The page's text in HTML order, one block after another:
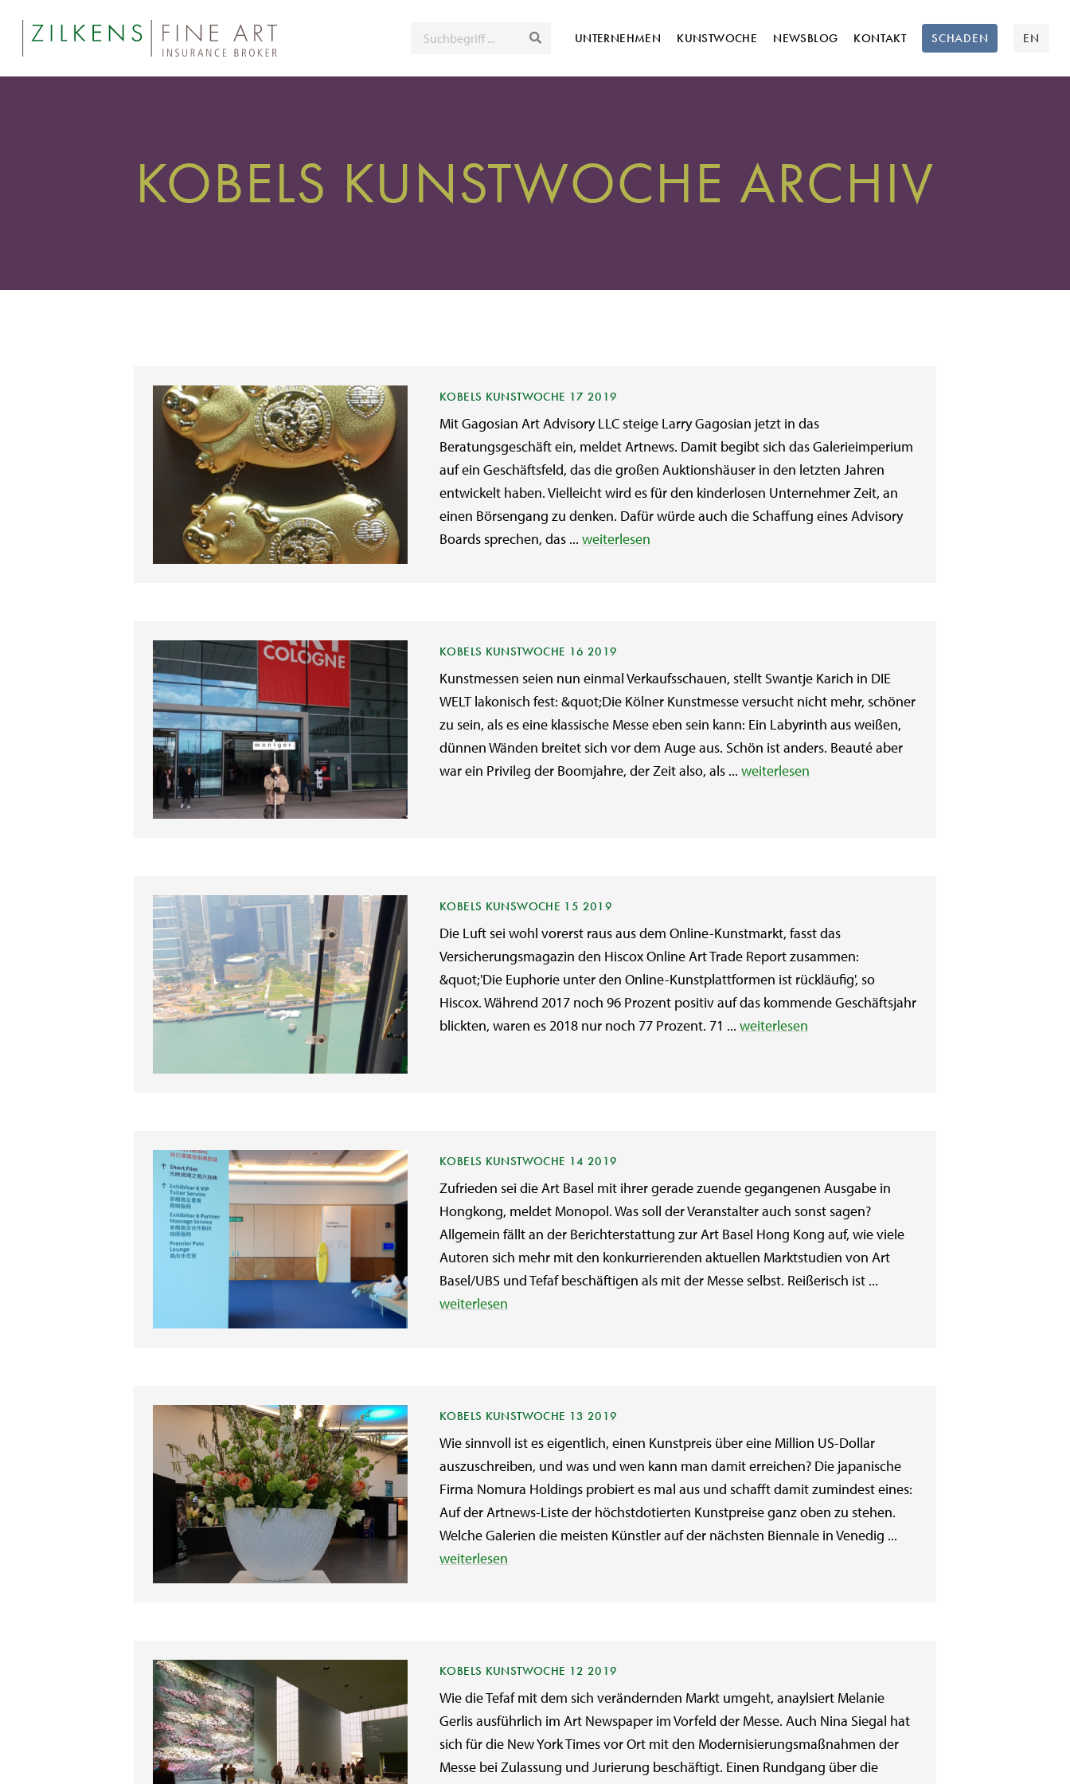
SUCHE UNTERNEHMEN KUNSTWOCHE NEWSBLOG KONTAKT SCHADEN EN
KOBELS KUNSTWOCHE ARCHIV
KOBELS KUNSTWOCHE 17 2019
Mit Gagosian Art Advisory LLC steige Larry Gagosian jetzt in das
Beratungsgeschäft ein, meldet Artnews. Damit begibt sich das Galerieimperium
auf ein Geschäftsfeld, das die großen Auktionshäuser in den letzten Jahren
entwickelt haben. Vielleicht wird es für den kinderlosen Unternehmer Zeit, an
einen Börsengang zu denken. Dafür würde auch die Schaffung eines Advisory
Boards sprechen, das ... weiterlesen
KOBELS KUNSTWOCHE 16 2019
Kunstmessen seien nun einmal Verkaufsschauen, stellt Swantje Karich in DIE
WELT lakonisch fest: &quot;Die Kölner Kunstmesse versucht nicht mehr, schöner
zu sein, als es eine klassische Messe eben sein kann: Ein Labyrinth aus weißen,
dünnen Wänden breitet sich vor dem Auge aus. Schön ist anders. Beauté aber
war ein Privileg der Boomjahre, der Zeit also, als ... weiterlesen
KOBELS KUNSWOCHE 15 2019
Die Luft sei wohl vorerst raus aus dem Online-Kunstmarkt, fasst das
Versicherungsmagazin den Hiscox Online Art Trade Report zusammen:
&quot;'Die Euphorie unter den Online-Kunstplattformen ist rückläufig', so
Hiscox. Während 2017 noch 96 Prozent positiv auf das kommende Geschäftsjahr
blickten, waren es 2018 nur noch 77 Prozent. 71 ... weiterlesen
KOBELS KUNSTWOCHE 14 2019
Zufrieden sei die Art Basel mit ihrer gerade zuende gegangenen Ausgabe in
Hongkong, meldet Monopol. Was soll der Veranstalter auch sonst sagen?
Allgemein fällt an der Berichterstattung zur Art Basel Hong Kong auf, wie viele
Autoren sich mehr mit den konkurrierenden aktuellen Marktstudien von Art
Basel/UBS und Tefaf beschäftigen als mit der Messe selbst. Reißerisch ist ...
weiterlesen
KOBELS KUNSTWOCHE 13 2019
Wie sinnvoll ist es eigentlich, einen Kunstpreis über eine Million US-Dollar
auszuschreiben, und was und wen kann man damit erreichen? Die japanische
Firma Nomura Holdings probiert es mal aus und schafft damit zumindest eines:
Auf der Artnews-Liste der höchstdotierten Kunstpreise ganz oben zu stehen.
Welche Galerien die meisten Künstler auf der nächsten Biennale in Venedig ...
weiterlesen
KOBELS KUNSTWOCHE 12 2019
Wie die Tefaf mit dem sich verändernden Markt umgeht, anaylsiert Melanie
Gerlis ausführlich im Art Newspaper im Vorfeld der Messe. Auch Nina Siegal hat
sich für die New York Times vor Ort mit den Modernisierungsmaßnahmen der
Messe bei Zulassung und Jurierung beschäftigt. Einen Rundgang über die